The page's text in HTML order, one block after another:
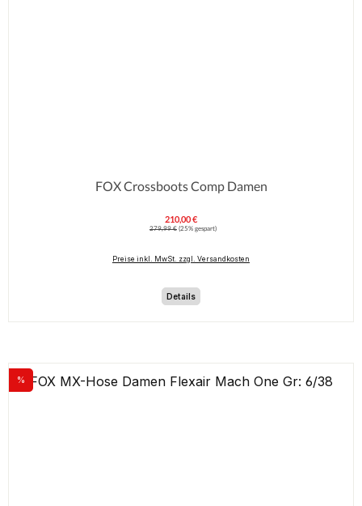
FOX Crossboots Comp Damen
Verkaufspreis:
210,00 €
Regulärer Preis:
279,99 € (25% gespart)
Preise inkl. MwSt. zzgl. Versandkosten
Details
Rabatt
%